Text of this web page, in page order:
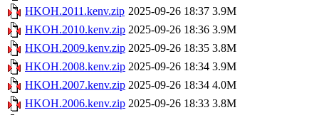
HKOH.2011.kenv.zip 2025-09-26 18:37 3.9M
HKOH.2010.kenv.zip 2025-09-26 18:36 3.9M
HKOH.2009.kenv.zip 2025-09-26 18:35 3.8M
HKOH.2008.kenv.zip 2025-09-26 18:34 3.9M
HKOH.2007.kenv.zip 2025-09-26 18:34 4.0M
HKOH.2006.kenv.zip 2025-09-26 18:33 3.8M